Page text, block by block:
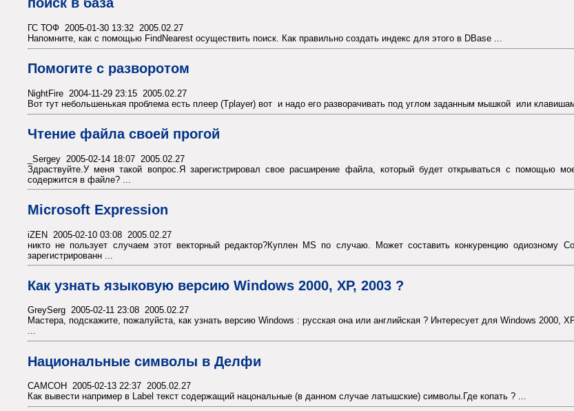
поиск в база
ГС ТОФ 2005-01-30 13:32 2005.02.27
Напомните, как с помощью FindNearest осуществить поиск. Как правильно создать индекс для этого в DBase ...
Помогите с разворотом
NightFire 2004-11-29 23:15 2005.02.27
Вот тут небольшенькая проблема есть плеер (Tplayer) вот и надо его разворачивать под углом заданным мышкой или
Чтение файла своей прогой
_Sergey 2005-02-14 18:07 2005.02.27
Здраствуйте.У меня такой вопрос.Я зарегистрировал свое расширение файла, который будет открываться с помощью
содержится в файле? ...
Microsoft Expression
iZEN 2005-02-10 03:08 2005.02.27
никто не пользует случаем этот векторный редактор?Куплен MS по случаю. Может составить конкуренцию одиозному
зарегистрированн ...
Как узнать языковую версию Windows 2000, XP, 2003 ?
GreySerg 2005-02-11 23:08 2005.02.27
Мастера, подскажите, пожалуйста, как узнать версию Windows : русская она или английская ? Интересует для Windows 2000,
...
Национальные символы в Делфи
CAMCOH 2005-02-13 22:37 2005.02.27
Как вывести например в Label текст содержащий нацональные (в данном случае латышские) символы.Где копать ? ...